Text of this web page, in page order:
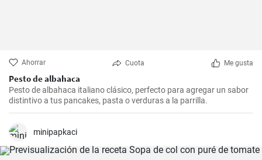
Ahorrar Cuota Me gusta
Pesto de albahaca
Pesto de albahaca italiano clásico, perfecto para agregar un sabor
distintivo a tus pancakes, pasta o verduras a la parrilla.
minipapkaci